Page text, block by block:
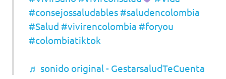
#consejossaludables #saludencolombia
#Salud #vivirencolombia #foryou
#colombiatiktok
♬ sonido original - GestarsaludTeCuenta